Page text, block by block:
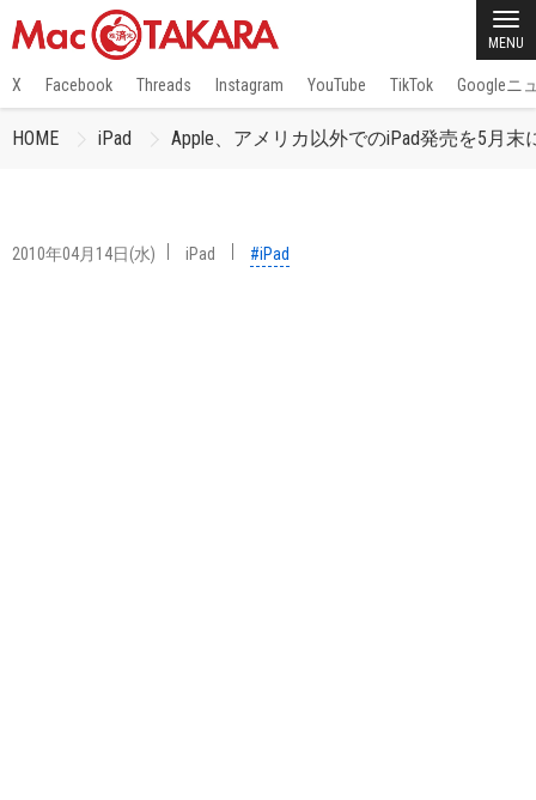
MENU
X Facebook Threads Instagram YouTube TikTok Googleニ
HOME iPad Apple、アメリカ以外でのiPad発売を5月
2010年04月14日(水) iPad #iPad